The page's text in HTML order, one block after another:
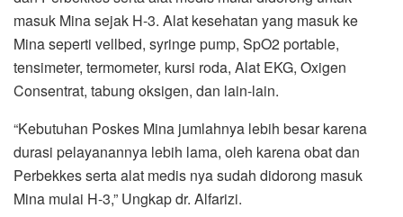
masuk Mina sejak H-3. Alat kesehatan yang masuk ke
Mina seperti vellbed, syringe pump, SpO2 portable,
tensimeter, termometer, kursi roda, Alat EKG, Oxigen
Consentrat, tabung oksigen, dan lain-lain.
“Kebutuhan Poskes Mina jumlahnya lebih besar karena
durasi pelayanannya lebih lama, oleh karena obat dan
Perbekkes serta alat medis nya sudah didorong masuk
Mina mulai H-3,” Ungkap dr. Alfarizi.